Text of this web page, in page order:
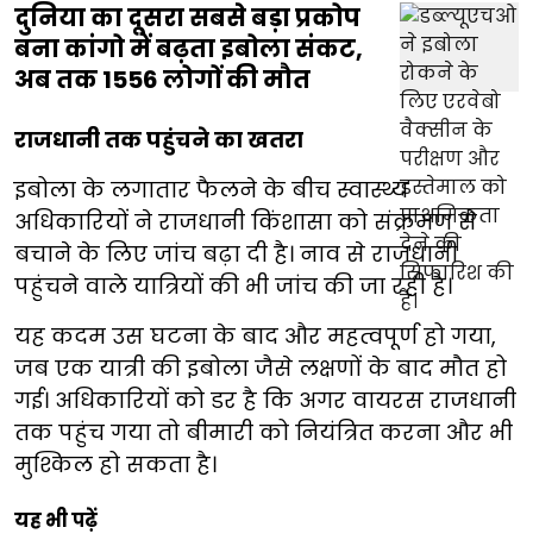
दुनिया का दूसरा सबसे बड़ा प्रकोप
बना कांगो में बढ़ता इबोला संकट,
अब तक 1556 लोगों की मौत
राजधानी तक पहुंचने का खतरा
इबोला के लगातार फैलने के बीच स्वास्थ्य
अधिकारियों ने राजधानी किंशासा को संक्रमण से
बचाने के लिए जांच बढ़ा दी है। नाव से राजधानी
पहुंचने वाले यात्रियों की भी जांच की जा रही है।
यह कदम उस घटना के बाद और महत्वपूर्ण हो गया,
जब एक यात्री की इबोला जैसे लक्षणों के बाद मौत हो
गई। अधिकारियों को डर है कि अगर वायरस राजधानी
तक पहुंच गया तो बीमारी को नियंत्रित करना और भी
मुश्किल हो सकता है।
यह भी पढ़ें